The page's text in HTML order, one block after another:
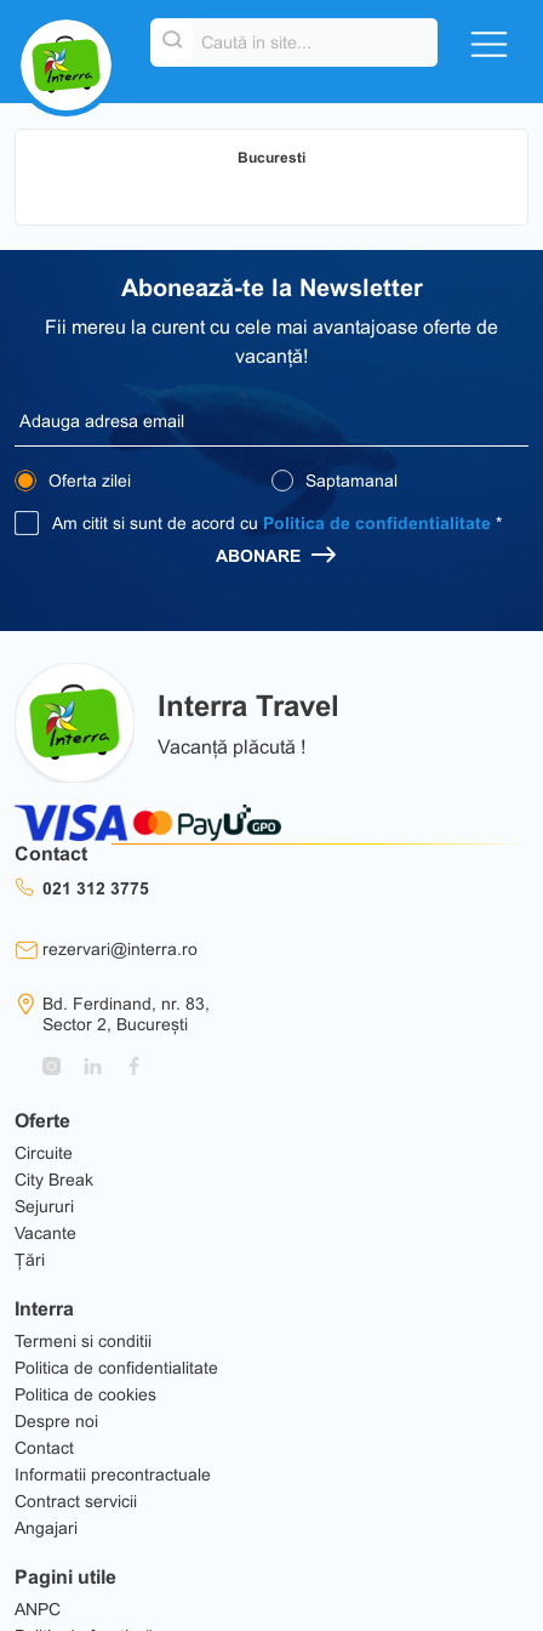
Bucuresti
Abonează-te la Newsletter
Fii mereu la curent cu cele mai avantajoase oferte de
vacanță!
Oferta zilei Saptamanal
Am citit si sunt de acord cu Politica de confidentialitate *
ABONARE
Interra Travel
Vacanță plăcută !
Oferte
Circuite
City Break
Sejururi
Vacante
Țări
Interra
Termeni si conditii
Politica de confidentialitate
Politica de cookies
Despre noi
Contact
Informatii precontractuale
Contract servicii
Angajari
Pagini utile
ANPC
Contact
021 312 3775
rezervari@interra.ro
Bd. Ferdinand, nr. 83,
Sector 2, București